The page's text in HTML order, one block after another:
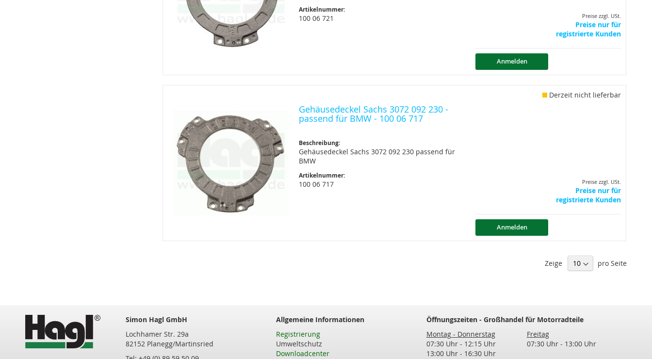
Artikelnummer:
100 06 721 Preise zzgl. USt.
Preise nur für
registrierte Kunden
Anmelden
Gehäusedeckel Sachs 3072 092 230 -
passend für BMW - 100 06 717
Beschreibung:
Gehäusedeckel Sachs 3072 092 230 passend für
BMW
Artikelnummer:
100 06 717
Derzeit nicht lieferbar
Preise zzgl. USt.
Preise nur für
registrierte Kunden
Anmelden
Zeige pro Seite
Simon Hagl GmbH
Lochhamer Str. 29a
82152 Planegg/Martinsried
Allgemeine Informationen
Registrierung
Umweltschutz
Downloadcenter
Öffnungszeiten - Großhandel für Motorradteile
Montag - Donnerstag
Freitag
07:30 Uhr - 12:15 Uhr
13:00 Uhr - 16:30 Uhr
07:30 Uhr - 13:00 Uhr